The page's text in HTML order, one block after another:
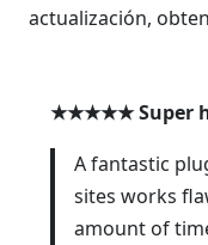
actualización,
★★★★★Super
A fantastic
sites works
amount of